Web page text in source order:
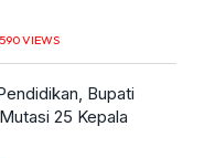
VIEWS
Bupati
25 Kepala